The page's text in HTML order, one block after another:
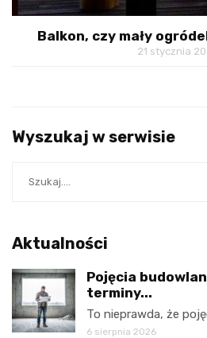
Balkon, czy mały
21 stycznia
Wyszukaj w serwisie
Aktualności
Pojęcia
terminy...
To nieprawda, że
6 sierpnia 2026